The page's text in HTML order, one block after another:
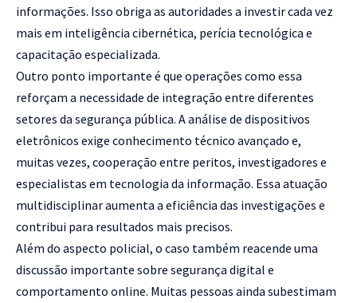
informações. Isso obriga as autoridades a investir cada vez
mais em inteligência cibernética, perícia tecnológica e
capacitação especializada.
Outro ponto importante é que operações como essa
reforçam a necessidade de integração entre diferentes
setores da segurança pública. A análise de dispositivos
eletrônicos exige conhecimento técnico avançado e,
muitas vezes, cooperação entre peritos, investigadores e
especialistas em tecnologia da informação. Essa atuação
multidisciplinar aumenta a eficiência das investigações e
contribui para resultados mais precisos.
Além do aspecto policial, o caso também reacende uma
discussão importante sobre segurança digital e
comportamento online. Muitas pessoas ainda subestimam